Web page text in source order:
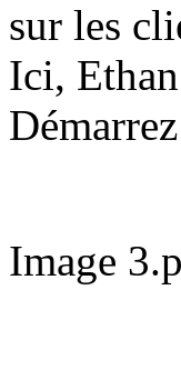
sur les
Ici,
Image